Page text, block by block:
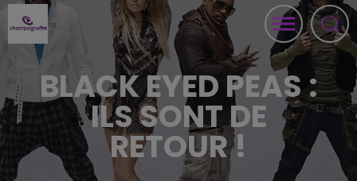
BLACK EYED PEAS :
ILS SONT DE
RETOUR !